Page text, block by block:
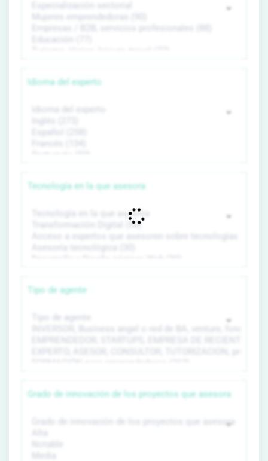
Idioma del experto
Tecnología en la que asesora
Tipo de agente
Grado de innovación de los proyectos que asesora